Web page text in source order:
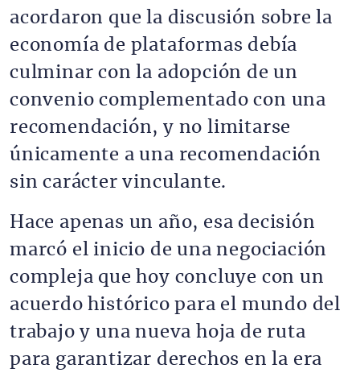
acordaron que la discusión sobre la
economía de plataformas debía
culminar con la adopción de un
convenio complementado con una
recomendación, y no limitarse
únicamente a una recomendación
sin carácter vinculante.
Hace apenas un año, esa decisión
marcó el inicio de una negociación
compleja que hoy concluye con un
acuerdo histórico para el mundo del
trabajo y una nueva hoja de ruta
para garantizar derechos en la era